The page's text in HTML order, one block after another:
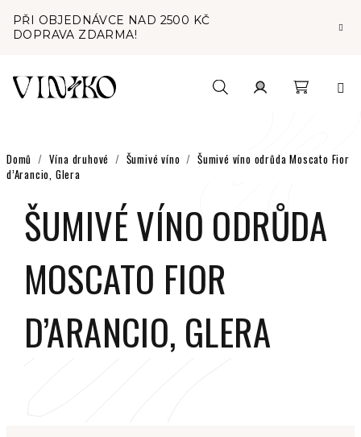
obsah
PŘI OBJEDNÁVCE NAD 2500 KČ
DOPRAVA ZDARMA!
košík
Domů / Vína druhové / Šumivé víno / Šumivé víno odrůda Moscato Fior
d’Arancio, Glera
ŠUMIVÉ VÍNO ODRŮDA
MOSCATO FIOR
D’ARANCIO, GLERA